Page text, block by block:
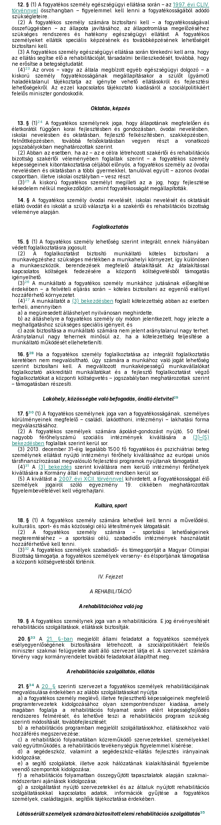
12. § (1) A fogyatékos személy egészségügyi ellátása során – az 1997. évi CLIV.
törvénnyel összhangban – figyelemmel kell lenni a fogyatékosságából adódó
szükségleteire.
(2) A fogyatékos személy számára biztosítani kell – a fogyatékosságával
összefüggésben – az állapota javításához, az állapotromlása megelőzéséhez
szükséges rendszeres és hatékony egészségügyi ellátást. A fogyatékos
személyeket ellátók speciális képzésének és továbbképzésének lehetőségét
biztosítani kell.
(3) A fogyatékos személy egészségügyi ellátása során törekedni kell arra, hogy
az ellátás segítse elő a rehabilitációját, társadalmi beilleszkedését, továbbá, hogy
ne erősítse a betegségtudatát.
(4)23
Az orvos – vagy az általa megbízott egyéb egészségügyi dolgozó – a
kiskorú személy fogyatékosságának megállapításakor a szülőt (gyámot)
haladéktalanul tájékoztatja az igénybe vehető ellátásokról és fejlesztési
lehetőségekről. Az ezzel kapcsolatos tájékoztató kiadásáról a szociálpolitikáért
felelős miniszter gondoskodik.
Oktatás, képzés
13. § (1)24
A fogyatékos személynek joga, hogy állapotának megfelelően és
életkorától függően korai fejlesztésben és gondozásban, óvodai nevelésben,
iskolai nevelésben és oktatásban, fejlesztő felkészítésben, szakképzésben,
felnőttképzésben, továbbá felsőoktatásban vegyen részt a vonatkozó
jogszabályokban meghatározottak szerint.
(2) Abban az esetben, ha az – az e célra létrehozott szakértői és rehabilitációs
bizottság szakértői véleményében foglaltak szerint – a fogyatékos személy
képességeinek kibontakoztatása céljából előnyös, a fogyatékos személy az óvodai
nevelésben és oktatásban a többi gyermekkel, tanulóval együtt – azonos óvodai
csoportban, illetve iskolai osztályban – vesz részt.
(3)25
A kiskorú fogyatékos személyt megilleti az a jog, hogy fejlesztése
késedelem nélkül megkezdődjön, amint fogyatékosságát megállapították.
14. § A fogyatékos személy óvodai nevelését, iskolai nevelését és oktatását
ellátó óvodát és iskolát a szülő választja ki a szakértői és rehabilitációs bizottság
véleménye alapján.
Foglalkoztatás
15. § (1) A fogyatékos személy lehetőség szerint integrált, ennek hiányában
védett foglalkoztatásra jogosult.
(2) A foglalkoztatást biztosító munkáltató köteles biztosítani a
munkavégzéshez szükséges mértékben a munkahelyi környezet, így különösen
a munkaeszközök, berendezések megfelelő átalakítását. Az átalakítással
kapcsolatos költségek fedezésére a központi költségvetésből támogatás
igényelhető.
(3)26
A munkáltató a fogyatékos személy munkához jutásának elősegítése
érdekében – a felvételi eljárás során – köteles biztosítani az egyenlő eséllyel
hozzáférhető környezetet.
(4)27 A munkáltatót a (3) bekezdésben foglalt kötelezettség abban az esetben
terheli, amennyiben
a) a megüresedett álláshelyet nyilvánosan meghirdette,
b) az álláshelyre a fogyatékos személy oly módon jelentkezett, hogy jelezte a
meghallgatáshoz szükséges speciális igényeit, és
c) azok biztosítása a munkáltató számára nem jelent aránytalanul nagy terhet.
Aránytalanul nagy tehernek minősül az, ha a kötelezettség teljesítése a
munkáltató működését ellehetetleníti.
16. §28
Ha a fogyatékos személy foglalkoztatása az integrált foglalkoztatás
keretében nem megvalósítható, úgy számára a munkához való jogát lehetőség
szerint biztosítani kell. A megváltozott munkaképességű munkavállalókat
foglalkoztató akkreditált munkáltatókat és a fejlesztő foglalkoztatást végző
foglalkoztatókat a központi költségvetés – jogszabályban meghatározottak szerint
– támogatásban részesíti.
Lakóhely, közösségbe való befogadás, önálló életvitel29
17. §30 (1) A fogyatékos személynek joga van a fogyatékosságának, személyes
körülményeinek megfelelő – családi, lakóotthoni, intézményi – lakhatási forma
megválasztásához.
(2) A fogyatékos személyek számára ápolást-gondozást nyújtó, 50 főnél
nagyobb férőhelyszámú szociális intézmények kiváltására a (3)–(5)
bekezdésben foglaltak szerint kerül sor.
(3) 2013. december 31-éig legalább 1500 fő fogyatékos és pszichiátriai beteg
személynek ellátást nyújtó intézményi férőhely kiváltásához az európai uniós
társfinanszírozással megvalósuló fejlesztési programok nyújtanak támogatást.
(4)31 A (3) bekezdésszerint kiváltásra nem kerülő intézményi férőhelyek
kiváltására a Kormány által meghatározott rendben kerül sor.
(5) A kiváltást a 2007. évi XCII. törvénnyel kihirdetett, a Fogyatékossággal élő
személyek jogairól szóló egyezmény 19. cikkében meghatározottak
figyelembevételével kell végrehajtani.
Kultúra, sport
18. § (1) A fogyatékos személy számára lehetővé kell tenni a művelődési,
kulturális, sport- és más közösségi célú létesítmények látogatását.
(2) A fogyatékos személy számára – sportolási lehetőségeinek
megteremtéséhez – a sportolási célú, szabadidős intézmények használatát
hozzáférhetővé kell tenni.
(3)32 A fogyatékos személyek szabadidő- és tömegsportját a Magyar Olimpiai
Bizottság támogatja, a fogyatékos személyek verseny- és élsportjának támogatása
a központi költségvetésből történik.
IV. Fejezet
A REHABILITÁCIÓ
A rehabilitációhoz való jog
19. § A fogyatékos személynek joga van a rehabilitációra. E jog érvényesítését
rehabilitációs szolgáltatások, ellátások biztosítják.
20. §33 A 21. §-ban megjelölt állami feladatot a fogyatékos személyek
esélyegyenlőségének biztosítására létrehozott, a szociálpolitikáért felelős
miniszter szakmai felügyelete alatt álló szervezet látja el. A szervezet számára
törvény vagy kormányrendelet további feladatokat állapíthat meg.
A rehabilitációs szolgáltatás, ellátás
21. §34 A 20. § szerinti szervezet a fogyatékos személyek rehabilitációjának
megvalósulása érdekében az alábbi szolgáltatásokat nyújtja:
a) a fogyatékos személy meglévő, illetve fejleszthető képességeinek megfelelő
programtervezetek kidolgozásához olyan szempontrendszer kiadása, amely
magában foglalja a rehabilitációs folyamat során elért képességfejlődés
rendszeres felmérését, és lehetővé teszi a rehabilitációs program szükség
szerinti módosítását, továbbfejlesztését;
b) a rehabilitációs programban megjelölt szolgáltatásokhoz, ellátásokhoz való
hozzáférés megszervezése;
c) a rehabilitáció folyamatában közreműködő szervezetekkel, személyekkel
való együttműködés, a rehabilitációs tevékenységük figyelemmel kísérése;
d) a segédeszköz, valamint a segédeszköz-ellátás fejlesztés irányainak
kidolgozása;
e) a segítő szolgálatok, illetve azok hálózatának kialakításánál figyelembe
veendő szempontok kidolgozása;
f) a rehabilitációs folyamatban összegyűjtött tapasztalatok alapján szakmai-
módszertani ajánlások kidolgozása;
g) a szolgáltatást nyújtó szervezetekkel és az általuk nyújtott rehabilitációs
szolgáltatásokkal kapcsolatos adatok, információk gyűjtése a fogyatékos
személyek, családtagjaik, segítőik tájékoztatása érdekében.
Látássérült személyek számára biztosított elemi rehabilitációs szolgáltatás35